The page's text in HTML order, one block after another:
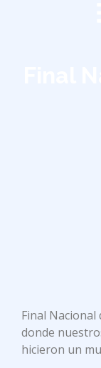
Final Nacional
donde
hicieron un